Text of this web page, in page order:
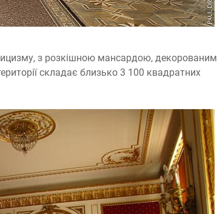
з розкішною мансардою, декорованим
складає близько 3 100 квадратних